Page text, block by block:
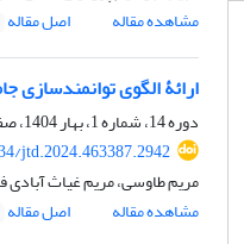
مشاهده مقاله
اصل مقاله
ارائۀ الگوی
دوره 14، شماره 1، بهار 1404، صفحه
jtd.2024.463387.2942
مریم طاوسی، مریم غیاث آبادی
مشاهده مقاله
اصل مقاله